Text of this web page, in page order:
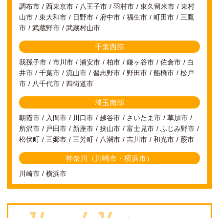
調布市
西東京市 八王子市 羽村市 東久留米市
東村
山市
東大和市 日野市 府中市 福生市 町田市
三鷹
市
武蔵野市 武蔵村山市
千葉西部
我孫子市 市川市 浦安市 柏市 鎌ヶ谷市 佐倉市
白
井市
千葉市 流山市 習志野市 野田市 船橋市
松戸
市
八千代市 四街道市
埼玉南部
朝霞市 入間市 川口市 越谷市 さいたま市
草加市
所沢市
戸田市 新座市 挟山市 富士見市
ふじみ野市
松伏町
三郷市 三芳町 八潮市 吉川市 和光市 蕨市
神奈川（川崎市・横浜市）
川崎市 横浜市